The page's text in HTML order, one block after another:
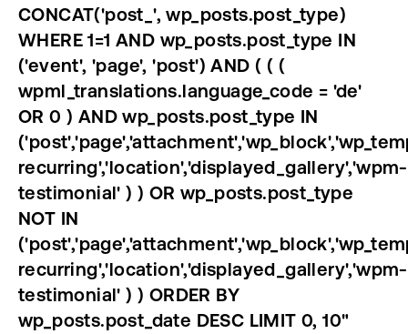
CONCAT('post_', wp_posts.post_type)
WHERE 1=1 AND wp_posts.post_type IN
('event', 'page', 'post') AND ( ( (
wpml_translations.language_code = 'de'
OR 0 ) AND wp_posts.post_type IN
recurring','location','displayed_gallery','wpm-
testimonial' ) ) OR wp_posts.post_type
NOT IN
recurring','location','displayed_gallery','wpm-
testimonial' ) ) ORDER BY
wp_posts.post_date DESC LIMIT 0, 10"